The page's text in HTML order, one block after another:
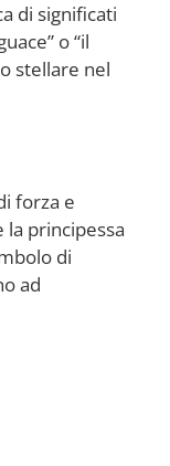
di significati
o “il
stellare nel
forza e
la principessa
di
ad